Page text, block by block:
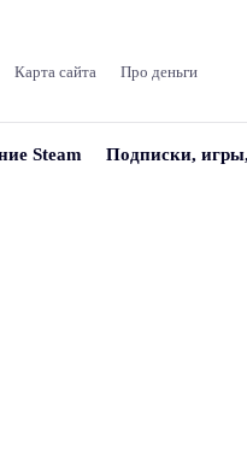
Карта сайта Про деньги
Steam Подписки,